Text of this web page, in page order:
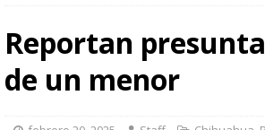
ESTATAL
Reportan
de un menor